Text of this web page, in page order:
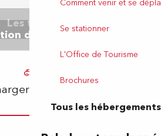
Comment venir et se
Se stationner
L'Office de Tourisme
Brochures
Tous les hébergements
Les taxis
de voitures
sa voiture